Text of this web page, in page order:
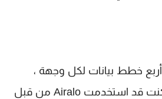
عادة ، يقدم Nomad أربع خطط بيانات لكل وجهة ،
ولكن قد تختلف. إذا كنت قد استخدمت Airalo من قبل